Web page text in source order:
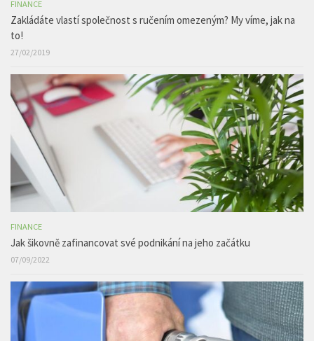
FINANCE
Zakládáte vlastí společnost s ručením omezeným? My víme, jak na
to!
27/02/2019
FINANCE
Jak šikovně zafinancovat své podnikání na jeho začátku
07/09/2022